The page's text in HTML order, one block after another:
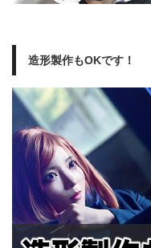
造形製作もOKです！